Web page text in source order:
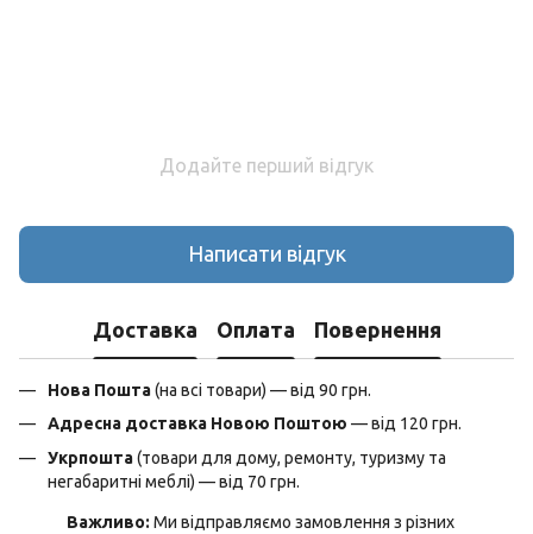
Додайте перший відгук
Написати відгук
Доставка Оплата Повернення
Нова Пошта(на всі товари) — від 90 грн.
Адресна доставка Новою Поштою — від 120 грн.
Укрпошта(товари для дому, ремонту, туризму та
негабаритні меблі) — від 70 грн.
Важливо: Ми відправляємо замовлення з різних